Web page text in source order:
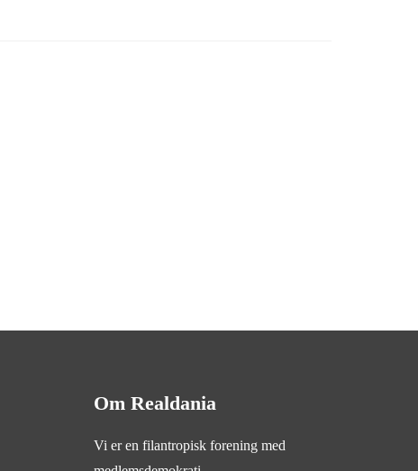
Om Realdania
Vi er en filantropisk forening med